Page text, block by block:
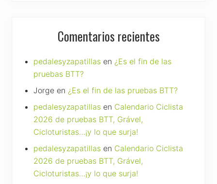
Comentarios recientes
pedalesyzapatillas en ¿Es el fin de las
pruebas BTT?
Jorge en ¿Es el fin de las pruebas BTT?
pedalesyzapatillas en Calendario Ciclista
2026 de pruebas BTT, Grável,
Cicloturistas…¡y lo que surja!
pedalesyzapatillas en Calendario Ciclista
2026 de pruebas BTT, Grável,
Cicloturistas…¡y lo que surja!